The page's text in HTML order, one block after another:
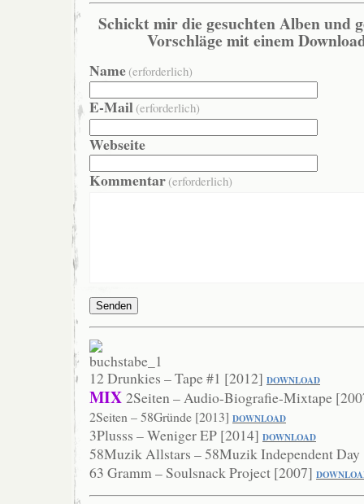
Schickt mir die gesuchten Alben und
Vorschläge mit einem
Name (erforderlich)
E-Mail (erforderlich)
Webseite
Kommentar (erforderlich)
Senden
12 Drunkies – Tape #1 [2012] DOWNLOAD
MIX 2Seiten – Audio-Biografie-Mixtape
2Seiten – 58Gründe [2013] DOWNLOAD
3Plusss – Weniger EP [2014] DOWNLOAD
58Muzik Allstars – 58Muzik Independent
63 Gramm – Soulsnack Project [2007]